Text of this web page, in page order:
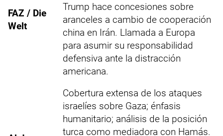
FAZ / Die
Welt
Trump hace concesiones sobre
aranceles a cambio de cooperación
china en Irán. Llamada a Europa
para asumir su responsabilidad
defensiva ante la distracción
americana.
Cobertura extensa de los ataques
israelíes sobre Gaza; énfasis
humanitario; análisis de la posición
turca como mediadora con Hamás.